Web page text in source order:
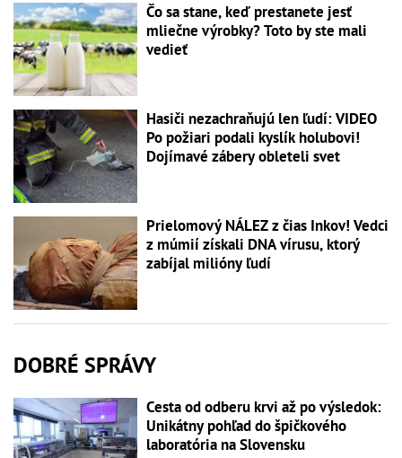
Čo sa stane, keď prestanete jesť
mliečne výrobky? Toto by ste mali
vedieť
Hasiči nezachraňujú len ľudí: VIDEO
Po požiari podali kyslík holubovi!
Dojímavé zábery obleteli svet
Prielomový NÁLEZ z čias Inkov! Vedci
z múmií získali DNA vírusu, ktorý
zabíjal milióny ľudí
DOBRÉ SPRÁVY
Cesta od odberu krvi až po výsledok:
Unikátny pohľad do špičkového
laboratória na Slovensku